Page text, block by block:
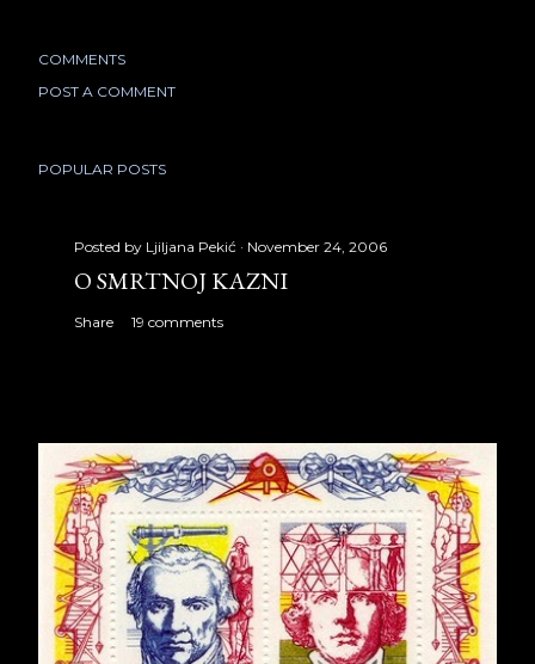
COMMENTS
POST A COMMENT
POPULAR POSTS
Posted by Ljiljana Pekić November 24, 2006
O SMRTNOJ KAZNI
Share 19 comments